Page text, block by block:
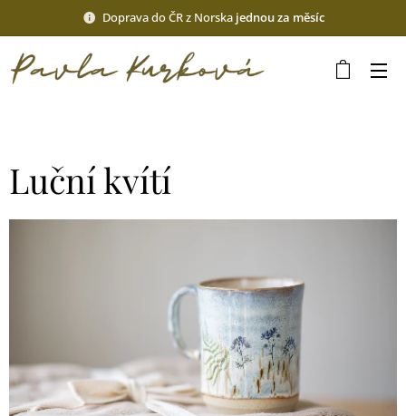
Doprava do ČR z Norska jednou za měsíc
Luční kvítí